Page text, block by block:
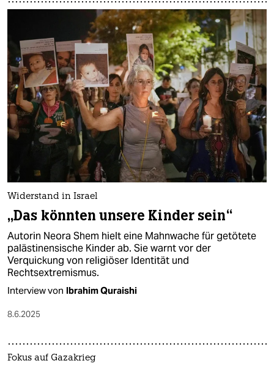
Widerstand in Israel
„Das könnten unsere Kinder sein“
Autorin Neora Shem hielt eine Mahnwache für getötete
palästinensische Kinder ab. Sie warnt vor der
Verquickung von religiöser Identität und
Rechtsextremismus.
Interview von Ibrahim Quraishi
8.6.2025
Fokus auf Gazakrieg